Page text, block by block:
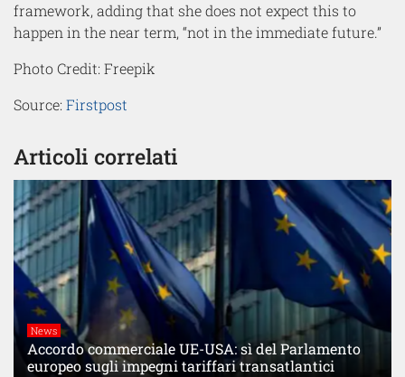
framework, adding that she does not expect this to
happen in the near term, “not in the immediate future.”
Photo Credit: Freepik
Source: Firstpost
Articoli correlati
News
Accordo commerciale UE-USA: sì del Parlamento
europeo sugli impegni tariffari transatlantici